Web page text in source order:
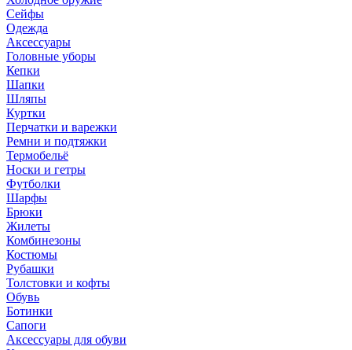
Сейфы
Одежда
Аксессуары
Головные уборы
Кепки
Шапки
Шляпы
Куртки
Перчатки и варежки
Ремни и подтяжки
Термобельё
Носки и гетры
Футболки
Шарфы
Брюки
Жилеты
Комбинезоны
Костюмы
Рубашки
Толстовки и кофты
Обувь
Ботинки
Сапоги
Аксессуары для обуви